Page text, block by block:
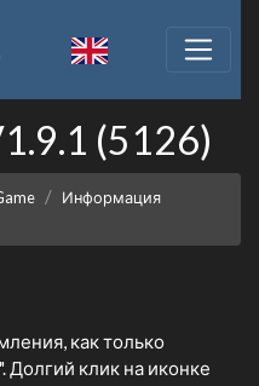
(5126)
Информация
как только
клик на иконке